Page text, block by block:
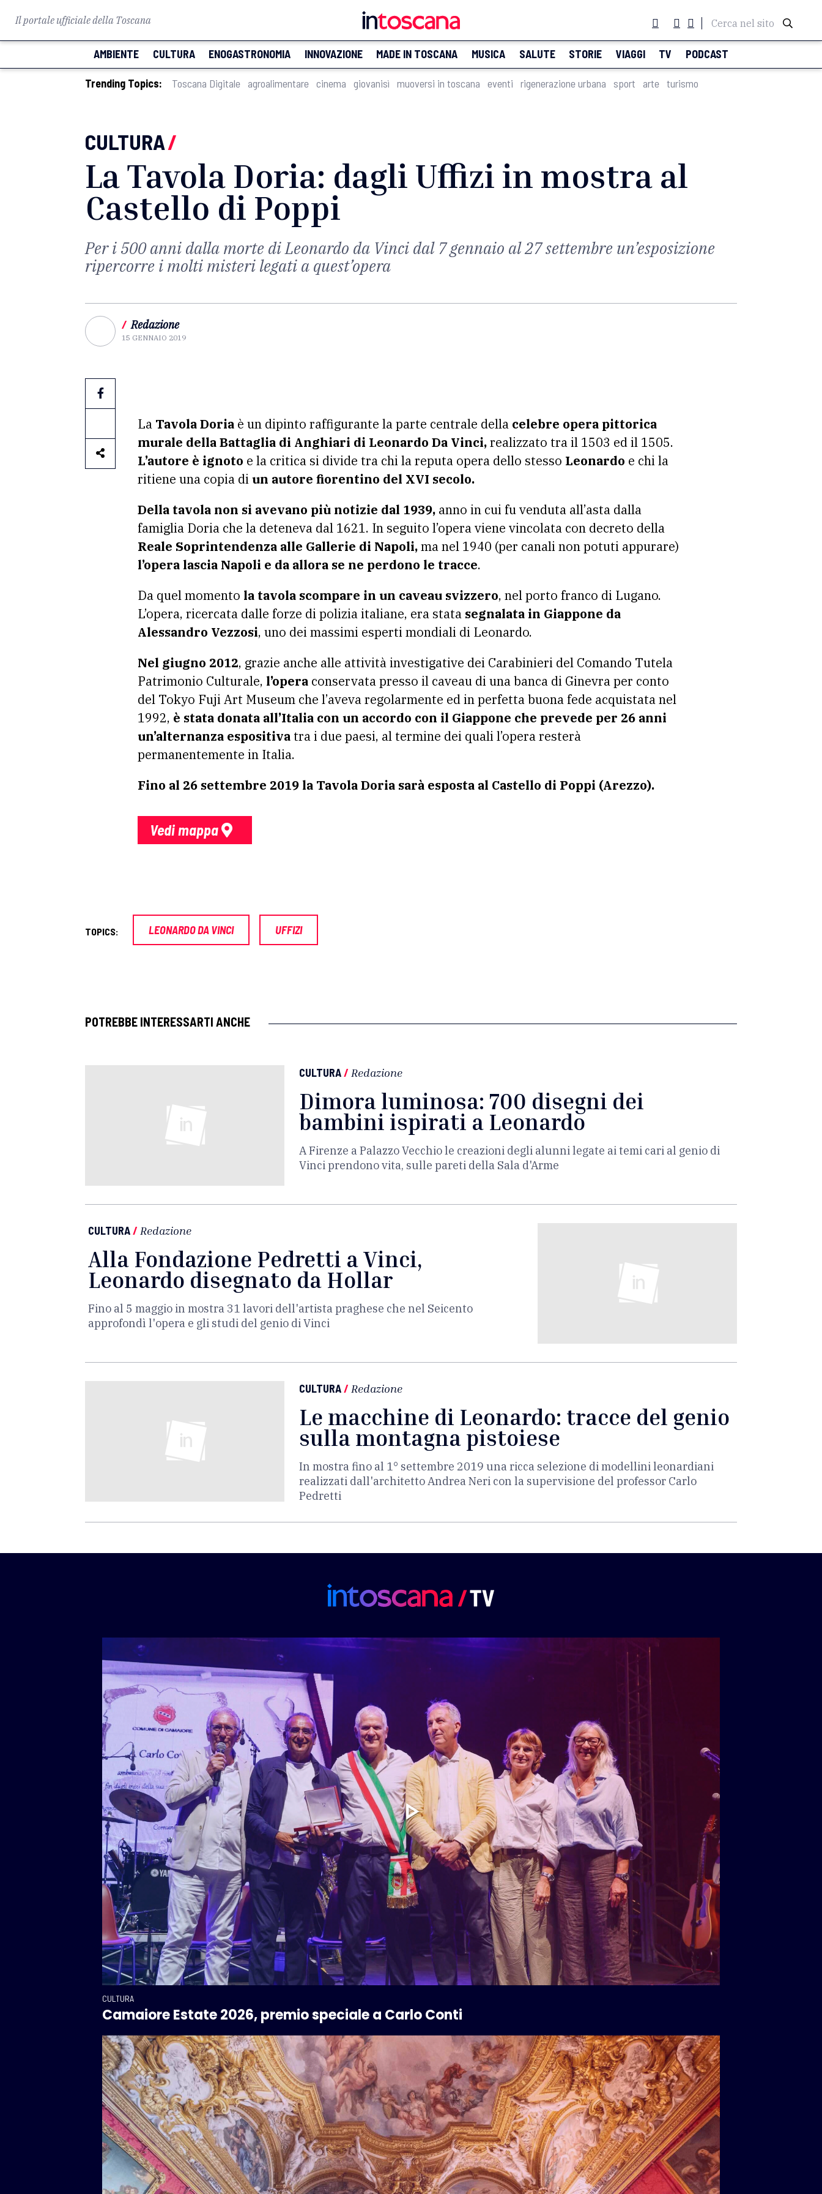
Il portale ufficiale della Toscana Cerca nel sito
AMBIENTE CULTURA ENOGASTRONOMIA INNOVAZIONE MADE IN TOSCANA MUSICA SALUTE STORIE VIAGGI TV PODCAST
Trending Topics: Toscana Digitale agroalimentare cinema giovanisì muoversi in toscana eventi rigenerazione urbana sport arte turismo
CULTURA/
La Tavola Doria: dagli Uffizi in mostra al
Castello di Poppi
Per i 500 anni dalla morte di Leonardo da Vinci dal 7 gennaio al 27 settembre un’esposizione
ripercorre i molti misteri legati a quest’opera
/ Redazione
15 GENNAIO 2019
La Tavola Doria è un dipinto raffigurante la parte centrale della celebre opera pittorica
murale della Battaglia di Anghiari di Leonardo Da Vinci,realizzato tra il 1503 ed il 1505.
L’autore è ignoto e la critica si divide tra chi la reputa opera dello stesso Leonardo e chi la
ritiene una copia di un autore fiorentino del XVI secolo.
Della tavola non si avevano più notizie dal 1939, anno in cui fu venduta all’asta dalla
famiglia Doria che la deteneva dal 1621. In seguito l’opera viene vincolata con decreto della
Reale Soprintendenza alle Gallerie di Napoli,ma nel 1940 (per canali non potuti appurare)
l’opera lascia Napoli e da allora se ne perdono le tracce.
Da quel momento la tavola scompare in un caveau svizzero, nel porto franco di Lugano.
L’opera, ricercata dalle forze di polizia italiane, era stata segnalata in Giappone da
Alessandro Vezzosi, uno dei massimi esperti mondiali di Leonardo.
Nel giugno 2012, grazie anche alle attività investigative dei Carabinieri del Comando Tutela
Patrimonio Culturale, l’opera conservata presso il caveau di una banca di Ginevra per conto
del Tokyo Fuji Art Museum che l’aveva regolarmente ed in perfetta buona fede acquistata nel
1992, è stata donata all’Italia con un accordo con il Giappone che prevede per 26 anni
un’alternanza espositiva tra i due paesi, al termine dei quali l’opera resterà
permanentemente in Italia.
Fino al 26 settembre 2019 la Tavola Doria sarà esposta al Castello di Poppi (Arezzo).
Vedi mappa
TOPICS: LEONARDO DA VINCI UFFIZI
POTREBBE INTERESSARTI ANCHE
CULTURA/ Redazione
Dimora luminosa: 700 disegni dei
bambini ispirati a Leonardo
A Firenze a Palazzo Vecchio le creazioni degli alunni legate ai temi cari al genio di
Vinci prendono vita, sulle pareti della Sala d'Arme
CULTURA/ Redazione
Alla Fondazione Pedretti a Vinci,
Leonardo disegnato da Hollar
Fino al 5 maggio in mostra 31 lavori dell'artista praghese che nel Seicento
approfondì l'opera e gli studi del genio di Vinci
CULTURA/ Redazione
Le macchine di Leonardo: tracce del genio
sulla montagna pistoiese
In mostra fino al 1° settembre 2019 una ricca selezione di modellini leonardiani
realizzati dall'architetto Andrea Neri con la supervisione del professor Carlo
Pedretti
CULTURA
Camaiore Estate 2026, premio speciale a Carlo Conti